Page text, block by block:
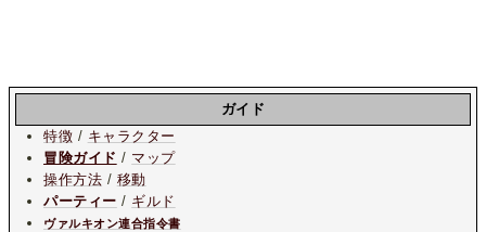
ガイド
特徴 / キャラクター
冒険ガイド / マップ
操作方法 / 移動
パーティー / ギルド
ヴァルキオン連合指令書